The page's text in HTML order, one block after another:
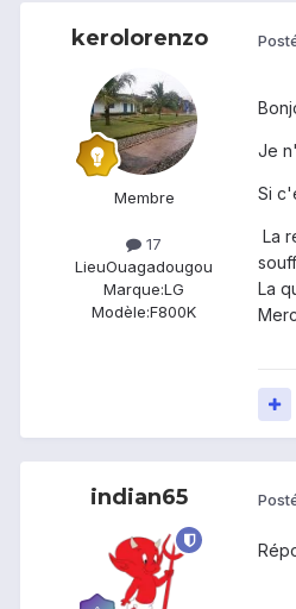
kerolorenzo
Membre
17
LieuOuagadougou
Marque:LG
Modèle:F800K
Je
Si
La
La
indian65